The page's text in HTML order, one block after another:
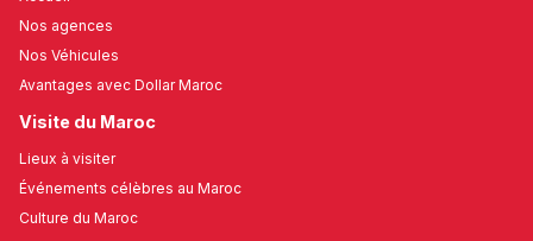
Nos agences
Nos Véhicules
Avantages avec Dollar Maroc
Visite du Maroc
Lieux à visiter
Événements célèbres au Maroc
Culture du Maroc